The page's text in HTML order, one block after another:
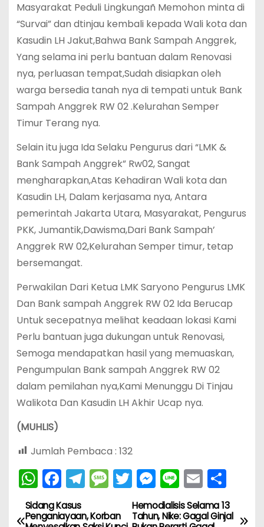
Masyarakat Peduli Lingkungañ Memohon minta di
“Survai” dan dtinjau kembali kepada Wali kota dan
Kasudin LH Jakut,Bahwa Bank Sampah Anggrek,
Yang selama ini perlu bantuan dalam Renovasi
nya, perluasan tempat,Sudah disiapkan oleh
warga bersedia tanah nya di tempati untuk Bank
Sampah Anggrek RW 02 .Kelurahan Semper
Timur Terang nya.
Selain itu juga Ida Selaku Pengurus dari “LMK &
Bank Sampah Anggrek” Rw02, Sangat
mengharapkan,Atas Kehadiran Wali kota dan
Kasudin LH, Dalam kerjasama nya, Antara
pemerintah Jakarta Utara, Masyarakat, Pengurus
PKK, Jumantik,Dawisma,Dari Bank Sampah’
Anggrek RW 02,Kelurahan Semper timur, tetap
bersemangat.
Perwakilan Dari Ketua LMK Saryono Pengurus LMK
Dan Bank sampah Anggrek RW 02 Ida Berucap
Untuk secepatnya melihat keadaan lokasi Kami
Perlu bantuan juga dukungan untuk Renovasi,
Semoga mendapatkan hasil yang memuaskan,
Pengumpulan Bank sampah Anggrek RW 02
dalam pemilahan nya,Kami Menunggu Di Tinjau
Walikota Dan Kasudin LH Akhir Ucap nya.
(MUHLIS)
Jumlah Pembaca : 132
W
h
a
F
a
c
T
el
e
M
e
s
T
w
itt
M
e
s
Li
n
e
E
m
ai
S
h
ar
N
Hemodialisis Selama 13
Tahun, Nike: Gagal Ginjal
Sidang Kasus
Penganiayaan, Korban